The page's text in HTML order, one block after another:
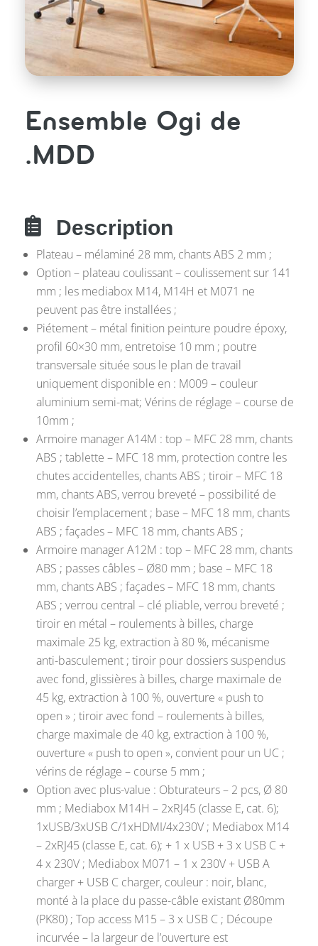
Ensemble Ogi de
.MDD
 Description
Plateau – mélaminé 28 mm, chants ABS 2 mm ;
Option – plateau coulissant – coulissement sur 141
mm ; les mediabox M14, M14H et M071 ne
peuvent pas être installées ;
Piétement – métal finition peinture poudre époxy,
profil 60×30 mm, entretoise 10 mm ; poutre
transversale située sous le plan de travail
uniquement disponible en : M009 – couleur
aluminium semi-mat; Vérins de réglage – course de
10mm ;
Armoire manager A14M : top – MFC 28 mm, chants
ABS ; tablette – MFC 18 mm, protection contre les
chutes accidentelles, chants ABS ; tiroir – MFC 18
mm, chants ABS, verrou breveté – possibilité de
choisir l’emplacement ; base – MFC 18 mm, chants
ABS ; façades – MFC 18 mm, chants ABS ;
Armoire manager A12M : top – MFC 28 mm, chants
ABS ; passes câbles – Ø80 mm ; base – MFC 18
mm, chants ABS ; façades – MFC 18 mm, chants
ABS ; verrou central – clé pliable, verrou breveté ;
tiroir en métal – roulements à billes, charge
maximale 25 kg, extraction à 80 %, mécanisme
anti-basculement ; tiroir pour dossiers suspendus
avec fond, glissières à billes, charge maximale de
45 kg, extraction à 100 %, ouverture « push to
open » ; tiroir avec fond – roulements à billes,
charge maximale de 40 kg, extraction à 100 %,
ouverture « push to open », convient pour un UC ;
vérins de réglage – course 5 mm ;
Option avec plus-value : Obturateurs – 2 pcs, Ø 80
mm ; Mediabox M14H – 2xRJ45 (classe E, cat. 6);
1xUSB/3xUSB C/1xHDMI/4x230V ; Mediabox M14
– 2xRJ45 (classe E, cat. 6); + 1 x USB + 3 x USB C +
4 x 230V ; Mediabox M071 – 1 x 230V + USB A
charger + USB C charger, couleur : noir, blanc,
monté à la place du passe-câble existant Ø80mm
(PK80) ; Top access M15 – 3 x USB C ; Découpe
incurvée – la largeur de l’ouverture est